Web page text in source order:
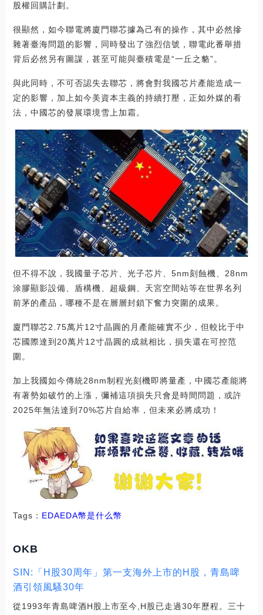
股權回購計劃。
很顯然，如今聯電將廈門聯芯據為己有的操作，其中必然摻
雜著臺海問題的影響，同時發出了強烈信號，聯電此番舉措
背后必然另有圖謀，甚至可能與臺積電是“一丘之貉”。
與此同時，不可否認失去聯芯，將會對我國芯片產能造成一
定的影響，加上如今美資本主義的持續打壓，正如外媒的看
法，中國芯的發展環境雪上加霜。
但不得不說，我國量子芯片、光子芯片、5nm刻蝕機、28nm
涂膠顯影設備、盾構機、超級鋼、天宮空間站等在世界名列
前茅的產品，哪種不是在層層封鎖下奮力突圍的成果。
廈門聯芯2.75萬片12寸晶圓的月產能確實不少，但較比于中
芯國際達到20萬片12寸晶圓的成就相比，損失還在可控范
圍。
加上我國如今傳統28nm制程光刻機即將量產，中國芯產能將
有著勢如破竹的上漲，彌補這項損失只會是時間問題，或許
2025年無法達到70%芯片自給率，但未來必將成功！
Tags： EDAEDA幣是什么幣
OKB
SIN:「H股30周年」第一支海外上市的H股，青島啤
酒引領風騷30年
從1993年青島啤酒H股上市至今,H股已走過30年歷程。三十